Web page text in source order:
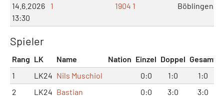
14.6.2026
13:30
1
1904 1
Böblingen
Spieler
Rang LK Name Nation Einzel Doppel Gesamt
1
LK24 Nils Muschiol 0:0 1:0
1:0
2
LK24 Bastian
0:0 3:0 3:0